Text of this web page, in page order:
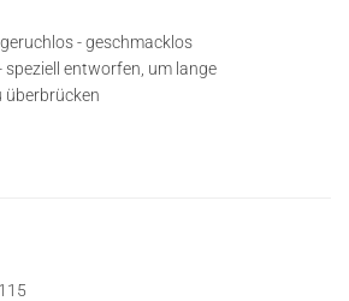
- geschmacklos
speziell entworfen, um lange
überbrücken